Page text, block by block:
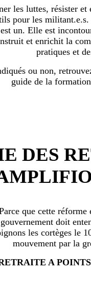
les luttes, résister et
pour les
est un. Elle est
et enrichit la
pratiques et
ou non,
guide de la
DES
que cette
gouvernement doit
les cortèges le
mouvement par la
A